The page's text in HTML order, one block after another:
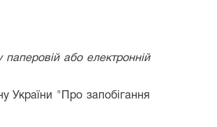
або електронній
України "Про запобігання